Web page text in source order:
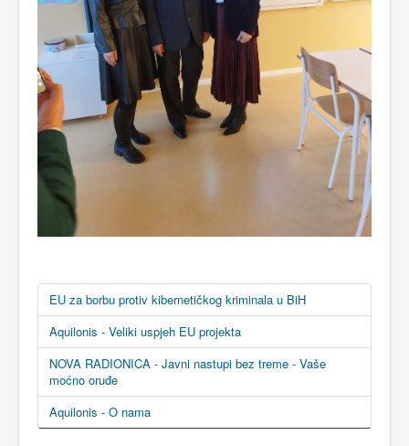
EU za borbu protiv kibernetičkog kriminala u BiH
Aquilonis - Veliki uspjeh EU projekta
NOVA RADIONICA - Javni nastupi bez treme - Vaše
moćno oruđe
Aquilonis - O nama